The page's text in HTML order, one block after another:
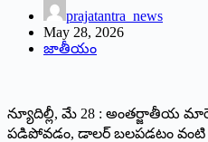
prajatantra_news
May 28, 2026
జాతీయం
న్యూదిల్లీ, మే 28 : అంతర్జాతీయ
పడిపోవడం, డాలర్ బలపడటం